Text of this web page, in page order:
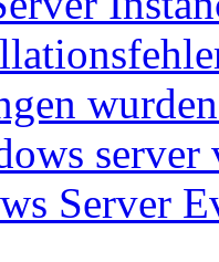
server
Server